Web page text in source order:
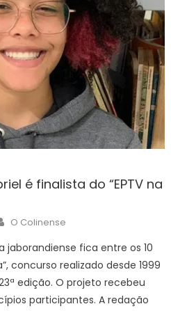
é finalista do “EPTV na
Author
O Colinense
jaborandiense fica entre os 10
concurso realizado desde 1999
edição. O projeto recebeu
participantes. A redação